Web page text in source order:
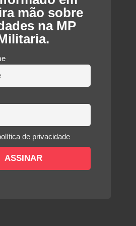
mão sobre
na MP
de privacidade